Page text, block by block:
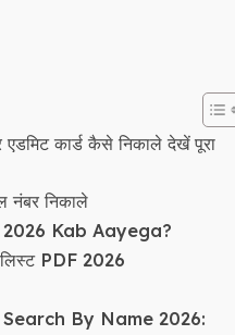
एडमिट कार्ड कैसे निकाले देखें पूरा
नंबर निकाले
Kab Aayega?
लिस्ट PDF 2026
By Name 2026: